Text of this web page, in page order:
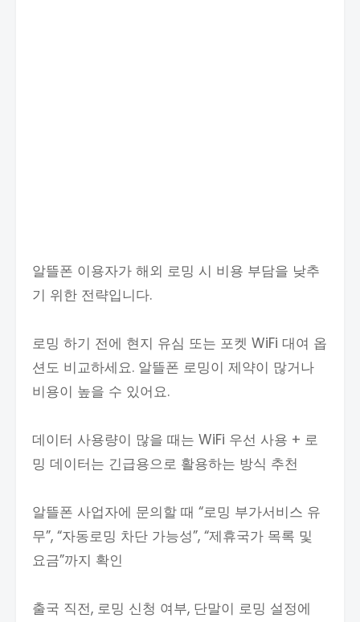
알뜰폰 이용자가 해외 로밍 시 비용 부담을 낮추
기 위한 전략입니다.
로밍 하기 전에 현지 유심 또는 포켓 WiFi 대여 옵
션도 비교하세요. 알뜰폰 로밍이 제약이 많거나
비용이 높을 수 있어요.
데이터 사용량이 많을 때는 WiFi 우선 사용 + 로
밍 데이터는 긴급용으로 활용하는 방식 추천
알뜰폰 사업자에 문의할 때 “로밍 부가서비스 유
무”, “자동로밍 차단 가능성”, “제휴국가 목록 및
요금”까지 확인
출국 직전, 로밍 신청 여부, 단말이 로밍 설정에